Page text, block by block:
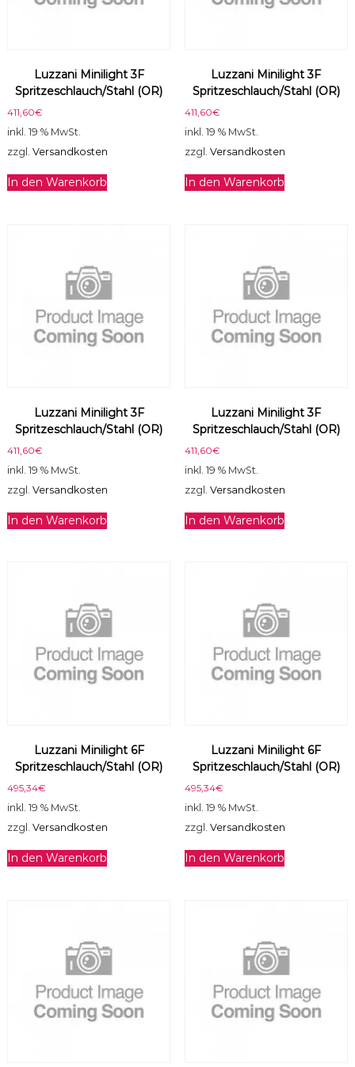
Luzzani Minilight 3F
Spritzeschlauch/Stahl (OR)
411,60€
inkl. 19 % MwSt.
zzgl. Versandkosten
In den Warenkorb
Luzzani Minilight 3F
Spritzeschlauch/Stahl (OR)
411,60€
inkl. 19 % MwSt.
zzgl. Versandkosten
In den Warenkorb
Luzzani Minilight 3F
Spritzeschlauch/Stahl (OR)
411,60€
inkl. 19 % MwSt.
zzgl. Versandkosten
In den Warenkorb
Luzzani Minilight 3F
Spritzeschlauch/Stahl (OR)
411,60€
inkl. 19 % MwSt.
zzgl. Versandkosten
In den Warenkorb
Luzzani Minilight 6F
Spritzeschlauch/Stahl (OR)
495,34€
inkl. 19 % MwSt.
zzgl. Versandkosten
In den Warenkorb
Luzzani Minilight 6F
Spritzeschlauch/Stahl (OR)
495,34€
inkl. 19 % MwSt.
zzgl. Versandkosten
In den Warenkorb